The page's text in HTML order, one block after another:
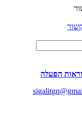
הפעלה